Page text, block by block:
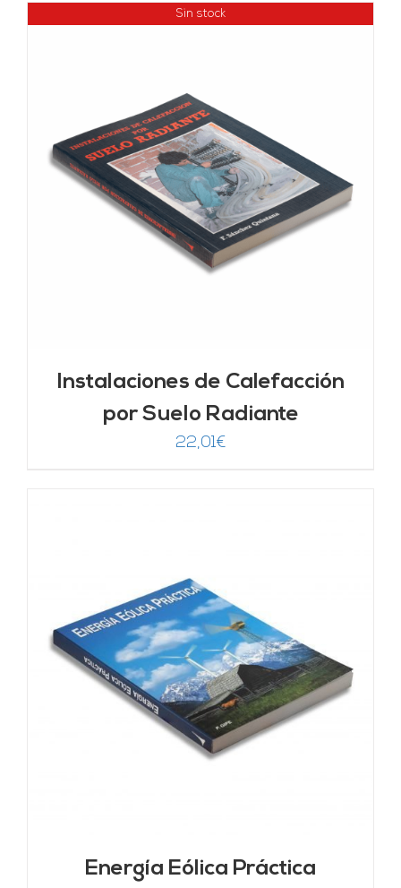
Sin stock
Instalaciones de Calefacción
por Suelo Radiante
22,01€
Energía Eólica Práctica